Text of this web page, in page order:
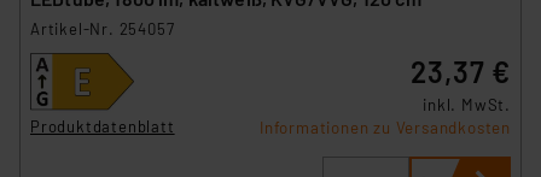
Artikel-Nr. 254057
Produktdatenblatt
23,37 €
inkl. MwSt.
Informationen zu Versandkosten